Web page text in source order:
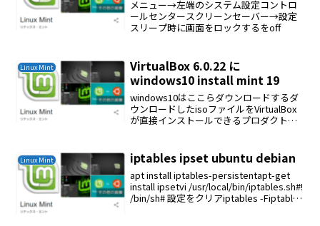
メニュー→左端のシステム設定コントロ
ールセンタースクリーンセーバー→設定
スリープ時に画面をロックするをoff
Linux Mint
VirtualBox 6.0.22 に
windows10 install mint 19
windows10はここらダウンロードするダ
ウンロードしたisoファイルをVirtualBox
が直接インストールできるプロダクトキ
るインストールVirtual Boxを...
Linux Mint iptables ipset ubuntu debian
apt install iptables-persistentapt-get
install ipsetvi /usr/local/bin/iptables.sh#!
/bin/sh# 設定をクリアiptables -Fiptables